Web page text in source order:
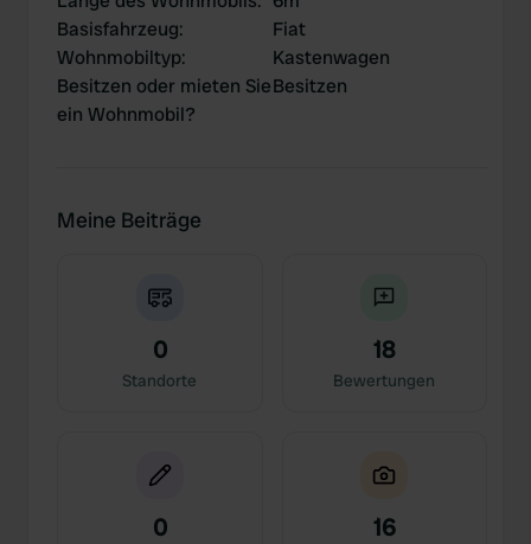
Basisfahrzeug:
Fiat
Wohnmobiltyp:
Kastenwagen
Besitzen oder mieten Sie
ein Wohnmobil?
Besitzen
Meine Beiträge
0
Standorte
18
Bewertungen
0 16